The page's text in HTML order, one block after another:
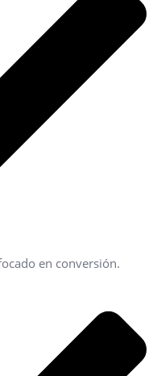
en conversión.